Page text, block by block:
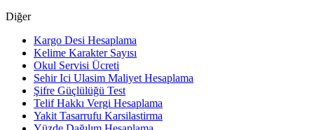
Diğer
Kargo Desi Hesaplama
Kelime Karakter Sayısı
Okul Servisi Ücreti
Sehir Ici Ulasim Maliyet Hesaplama
Şifre Güçlülüğü Test
Telif Hakkı Vergi Hesaplama
Yakit Tasarrufu Karsilastirma